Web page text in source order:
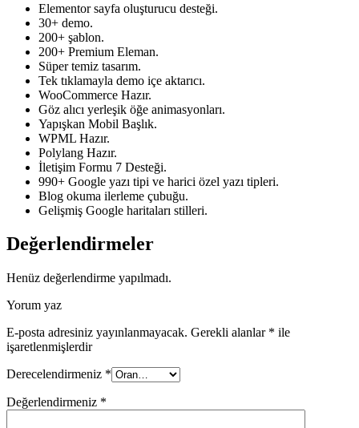
Elementor sayfa oluşturucu desteği.
30+ demo.
200+ şablon.
200+ Premium Eleman.
Süper temiz tasarım.
Tek tıklamayla demo içe aktarıcı.
WooCommerce Hazır.
Göz alıcı yerleşik öğe animasyonları.
Yapışkan Mobil Başlık.
WPML Hazır.
Polylang Hazır.
İletişim Formu 7 Desteği.
990+ Google yazı tipi ve harici özel yazı tipleri.
Blog okuma ilerleme çubuğu.
Gelişmiş Google haritaları stilleri.
Değerlendirmeler
Henüz değerlendirme yapılmadı.
Yorum yaz
E-posta adresiniz yayınlanmayacak. Gerekli alanlar * ile
işaretlenmişlerdir
Derecelendirmeniz *
Değerlendirmeniz *